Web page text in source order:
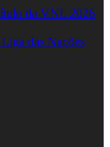
da VNL 2026
das Nações